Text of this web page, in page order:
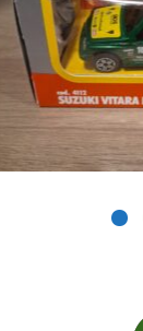
au panier